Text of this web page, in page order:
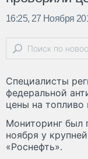
16:25, 27 Ноября
Специалисты
федеральной
цены на топливо
Мониторинг был
ноября у
«Роснефть».